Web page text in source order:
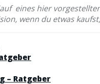
eines hier
wenn du etwas
– Ratgeber